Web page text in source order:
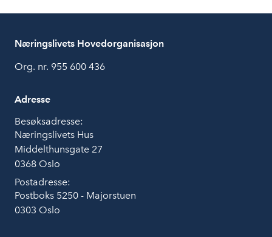
Næringslivets Hovedorganisasjon
Org. nr. 955 600 436
Adresse
Besøksadresse:
Næringslivets Hus
Middelthunsgate 27
0368 Oslo
Postadresse:
Postboks 5250 - Majorstuen
0303 Oslo